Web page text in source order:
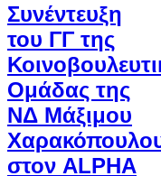
Συνέντευξη
του ΓΓ της
Ομάδας της
ΝΔ Μάξιμου
στον ALPHA